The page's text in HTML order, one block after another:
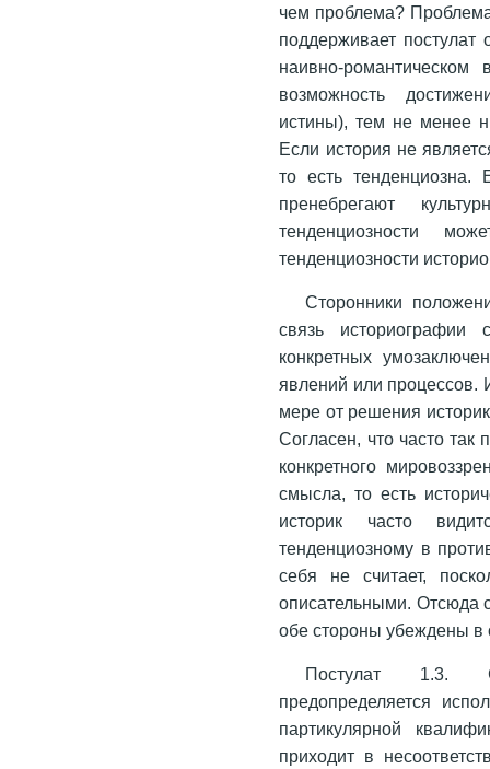
чем проблема?
поддерживает постулат
наивно-
возможность
истины), тем не менее
Если история не
то есть
пренебрегают
тенденциозности
тенденциозности
Сторонники
связь историографии
конкретных
явлений или процессов.
мере от решения
Согласен, что часто так
конкретного
смысла, то есть
историк часто
тенденциозному в
себя не считает,
описательными. Отсюда
обе стороны убеждены в
Постулат 1.3.
предопределяется
партикулярной
приходит в